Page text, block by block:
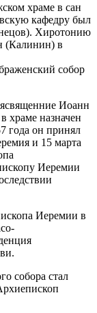
храме в сан
кафедру был
Хиротонию
(Калинин) в
собор
Иоанн
храме назначен
года он принял
и 15 марта
Иеремии
Иеремии в
собора стал